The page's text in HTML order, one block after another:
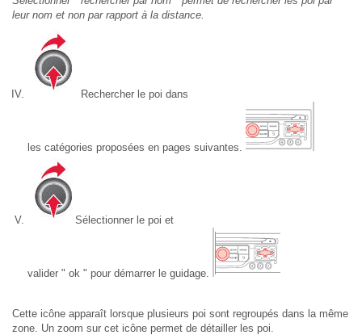
leur nom et non par rapport à la distance.
Rechercher le poi dans
les catégories proposées en pages suivantes.
Sélectionner le poi et
valider " ok " pour démarrer le guidage.
Cette icône apparaît lorsque plusieurs poi sont regroupés dans la même
zone. Un zoom sur cet icône permet de détailler les poi.